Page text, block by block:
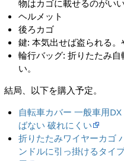
物はカゴに載せるのがいい
ヘルメット
後ろカゴ
鍵: 本気出せば盗られる。
輪行バッグ: 折りたたみ
い。
結局、以下を購入予定。
自転車カバー 一般車用
ばない 破れにくい
折りたたみワイヤーカゴ
ンドルに引っ掛けるタイ